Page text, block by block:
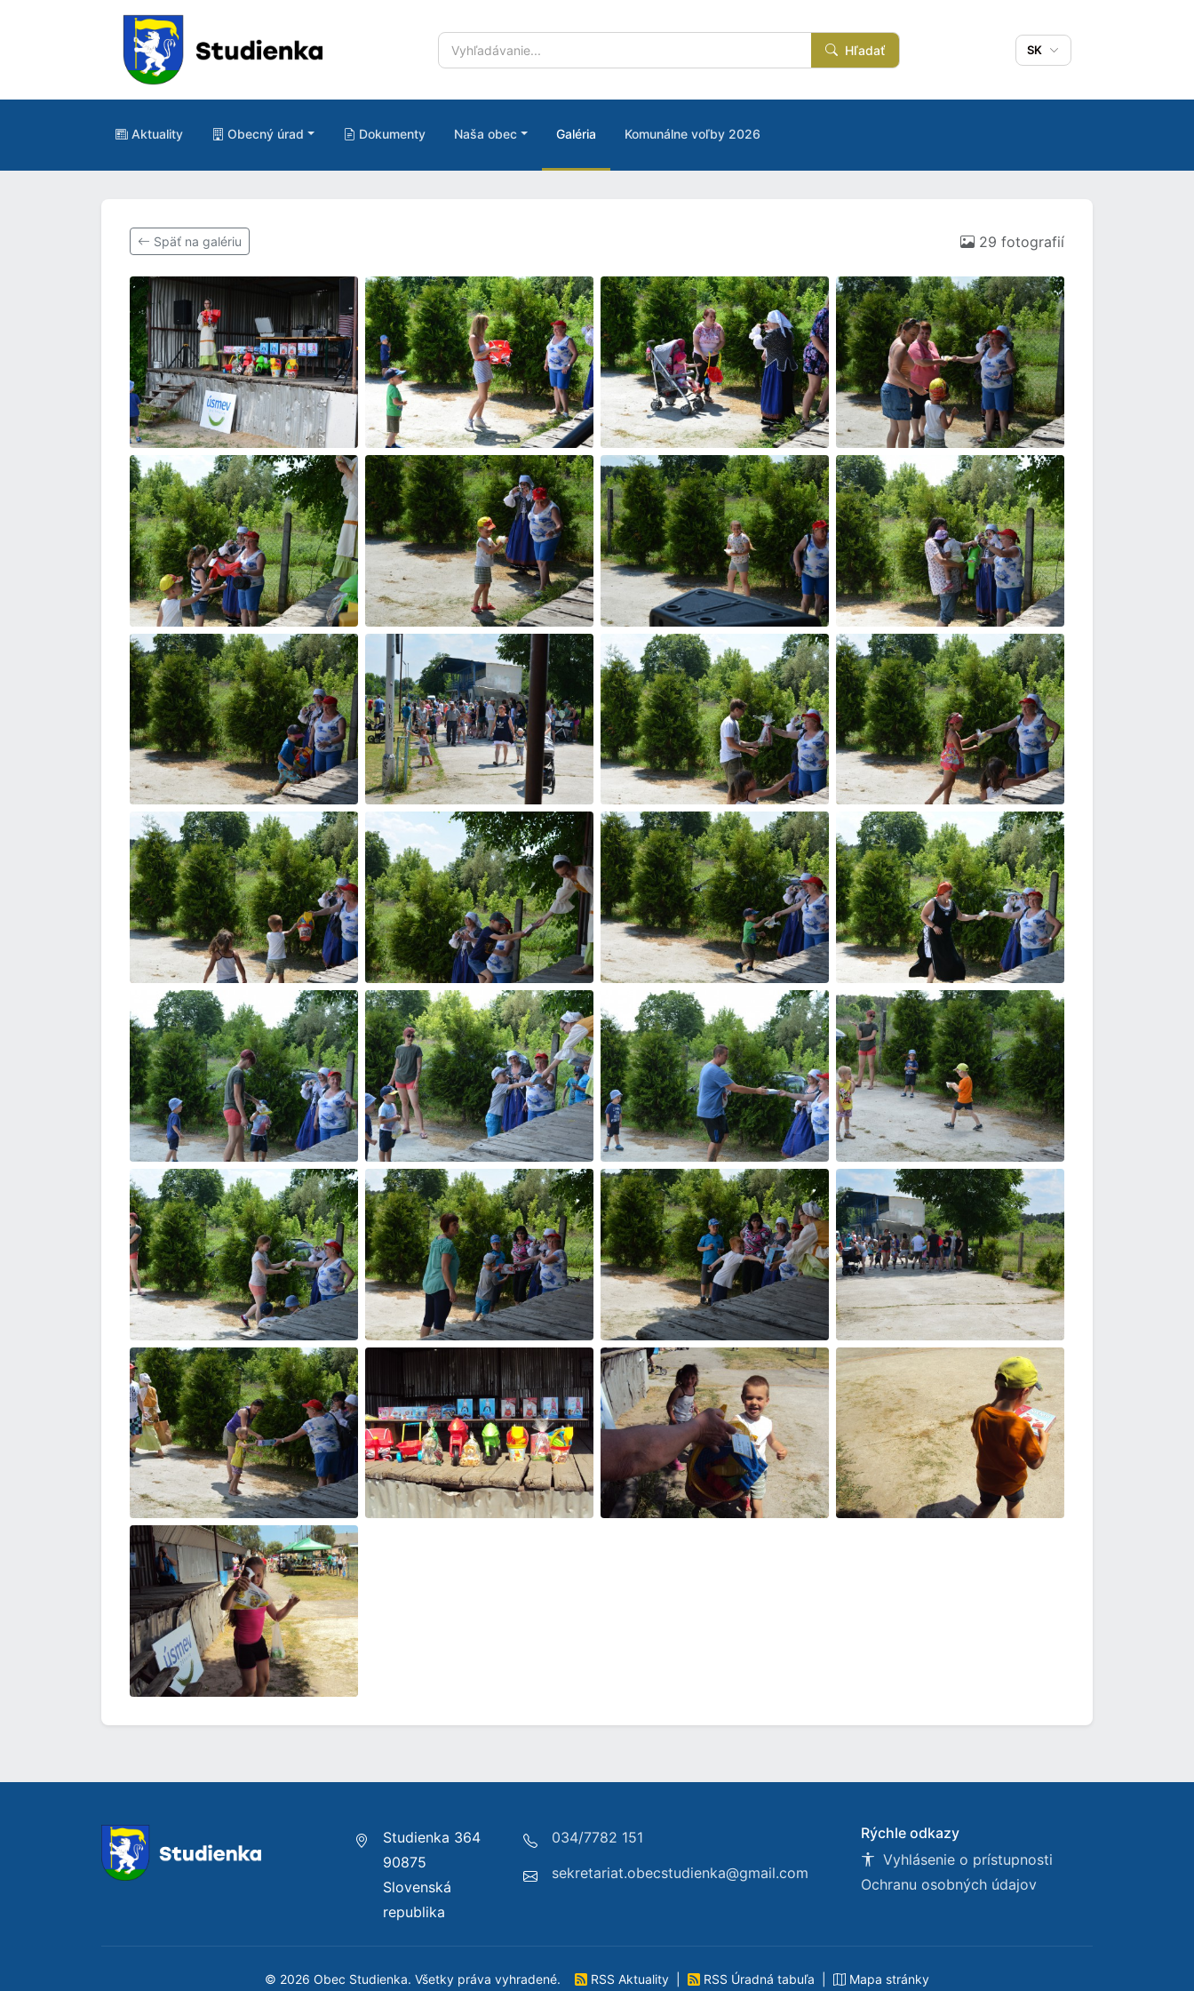
Hľadať SK
Aktuality Obecný úrad Dokumenty Naša obec Galéria Komunálne voľby 2026
Späť na galériu 29 fotografií
Studienka 364
90875
Slovenská
republika
034/7782 151
sekretariat.obecstudienka@gmail.com
Rýchle odkazy
Vyhlásenie o prístupnosti
Ochranu osobných údajov
© 2026 Obec Studienka. Všetky práva vyhradené. RSS Aktuality RSS Úradná tabuľa Mapa stránky